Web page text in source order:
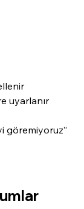
uyarlanır
göremiyoruz”